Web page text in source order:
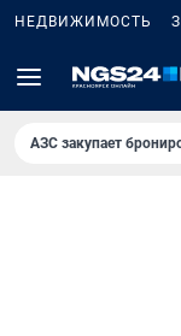
НЕДВИЖИМОСТЬ
AЗС закупает